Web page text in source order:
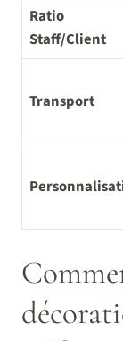
Ratio
Staff/Client
Transport